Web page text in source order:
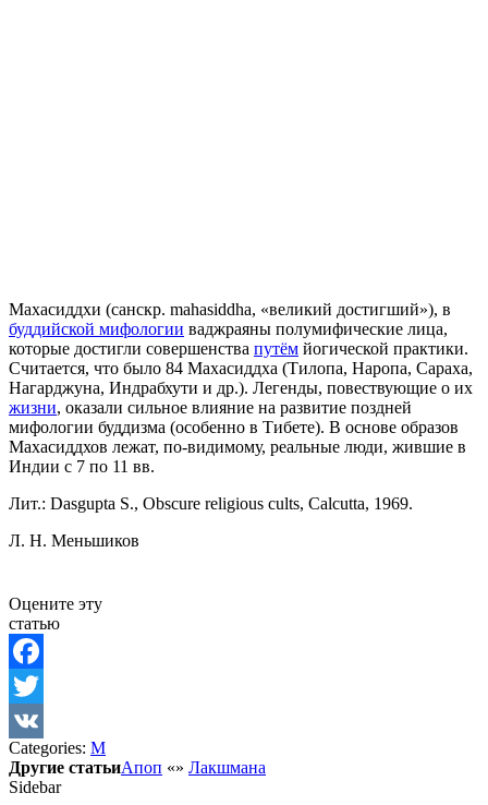
Махасиддхи (санскр. mahasiddha, «великий достигший»), в
буддийской мифологии ваджраяны полумифические лица,
которые достигли совершенства путём йогической практики.
Считается, что было 84 Махасиддха (Тилопа, Наропа, Сараха,
Нагарджуна, Индрабхути и др.). Легенды, повествующие о их
жизни, оказали сильное влияние на развитие поздней
мифологии буддизма (особенно в Тибете). В основе образов
Махасиддхов лежат, по-видимому, реальные люди, жившие в
Индии с 7 по 11 вв.
Лит.: Dasgupta S., Obscure religious cults, Calcutta, 1969.
Л. Н. Меньшиков
Оцените эту
статью
Facebook
Twitter
VK
Categories: М
Другие статьиАпоп «» Лакшмана
Sidebar